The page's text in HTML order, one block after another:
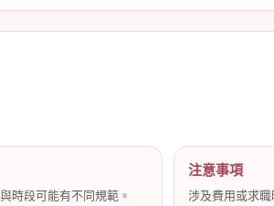
時段可能有不同規範。
注意事項
涉及費用或求職